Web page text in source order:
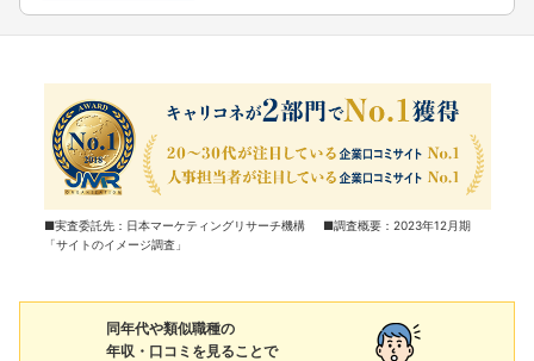
■実査委託先：日本マーケティングリサーチ機構 ■調査概要：2023年12月期
「サイトのイメージ調査」
同年代や類似職種の
年収・口コミを見ることで